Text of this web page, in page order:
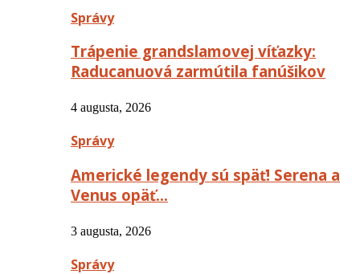
Správy
Trápenie grandslamovej víťazky:
Raducanuová zarmútila fanúšikov
4 augusta, 2026
Správy
Americké legendy sú späť! Serena a
Venus opäť…
3 augusta, 2026
Správy